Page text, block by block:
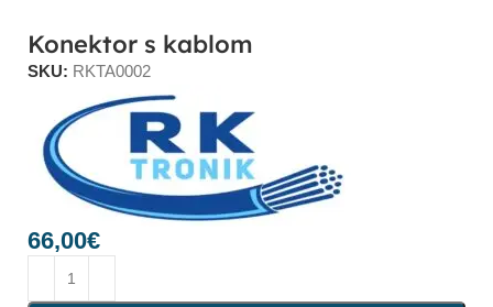
Konektor s kablom
SKU: RKTA0002
66,00€